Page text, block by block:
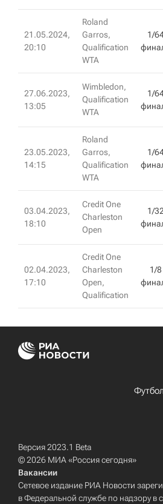
21.05.2024,
20:10
Roland
Garros,
Qualification
WTA
1/
27.06.2023,
13:05
Wimbledon,
Qualification
WTA
1/
23.05.2023,
14:15
Roland
Garros,
Qualification
WTA
1/
03.04.2023,
18:10
Credit One
Charleston
Open
1/32
02.04.2023,
17:10
Credit One
Charleston
Open,
Qualification
1/8
Футбол
Версия 2023.1 Beta
© 2026 МИА «Россия сегодня»
Вакансии
Сетевое издание РИА Новости
в Федеральной службе по надзору в